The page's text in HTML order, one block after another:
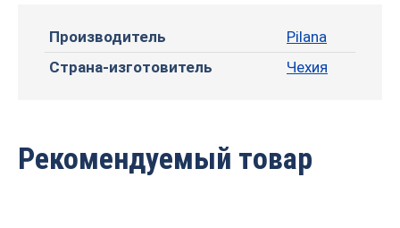
Производитель
Pilana
Страна-изготовитель
Чехия
Рекомендуемый товар